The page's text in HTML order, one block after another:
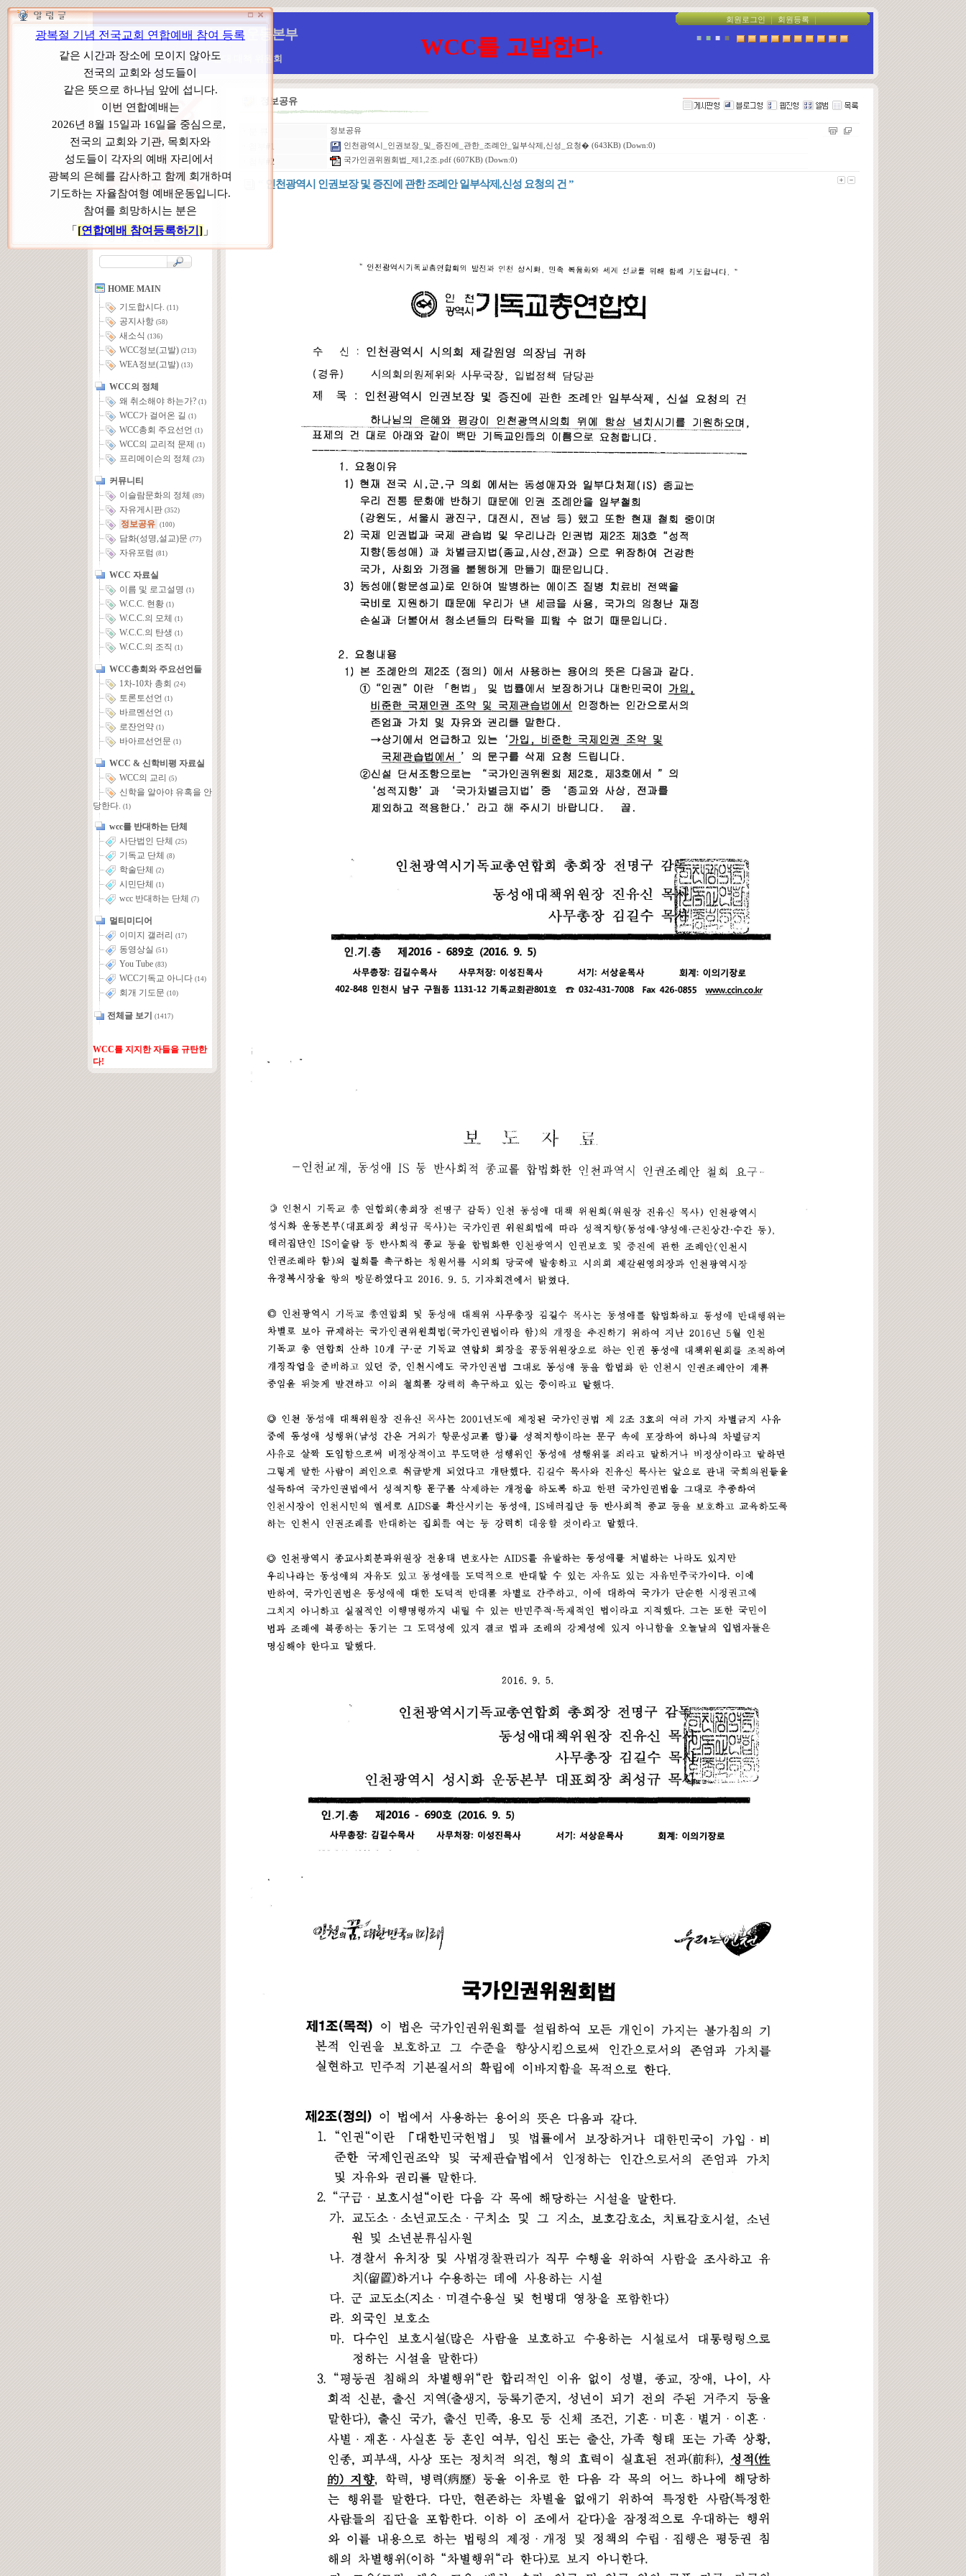
WCC 고발(반대)운동본부
특별 WCC 반대 대책 위원회 WCC를 고발한다.
회원로그인 회원등록
■ ■ ■ ■
본부장 : 박동호 목사
고 문 : 남성운 목사
위원장 : 이상원 목사
총 무 : 권태섭 목사
HOME MAIN
기도합시다. (11)
공지사항 (58)
새소식 (136)
WCC정보(고발) (213)
WEA정보(고발) (13)
WCC의 정체
왜 취소해야 하는가? (1)
WCC가 걸어온 길 (1)
WCC총회 주요선언 (1)
WCC의 교리적 문제 (1)
프리메이슨의 정체 (23)
커뮤니티
이슬람문화의 정체
(89)
자유게시판 (352)
정보공유 (100)
담화(성명,설교)문 (77)
자유포럼 (81)
WCC 자료실
이름 및 로고설명 (1)
W.C.C. 현황 (1)
W.C.C.의 모체 (1)
W.C.C.의 탄생 (1)
W.C.C.의 조직 (1)
WCC총회와 주요선언들
1차-10차 총회 (24)
토론토선언 (1)
바르멘선언 (1)
로잔언약 (1)
바아르선언문 (1)
WCC & 신학비평 자료실
WCC의 교리
(5)
신학을 알아야 유혹을 안
당한다. (1)
wcc를 반대하는 단체
사단법인 단체
(25)
기독교 단체 (8)
학술단체 (2)
시민단체 (1)
wcc 반대하는 단체 (7)
멀티미디어
이미지 갤러리
(17)
동영상실 (51)
You Tube (83)
WCC기독교 아니다 (14)
회개 기도문 (10)
전체글 보기 (1417)
WCC를 지지한 자들을 규탄한
다!
정보공유
정보공유
첨부#1 인천광역시_인권보장_및_증진에_관한_조례안_일부삭제,신성_요청� (643KB) (Down:0)
첨부#2 국가인권위원회법_제1,2조.pdf (607KB) (Down:0)
“ 인천광역시 인권보장 및 증진에 관한 조례안 일부삭제,신성 요청의 건 ”